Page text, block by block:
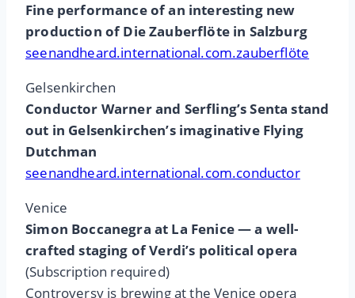
Fine performance of an interesting new
production of Die Zauberflöte in Salzburg
seenandheard.international.com.zauberflöte
Gelsenkirchen
Conductor Warner and Serfling’s Senta stand
out in Gelsenkirchen’s imaginative Flying
Dutchman
seenandheard.international.com.conductor
Venice
Simon Boccanegra at La Fenice — a well-
crafted staging of Verdi’s political opera
(Subscription required)
Controversy is brewing at the Venice opera